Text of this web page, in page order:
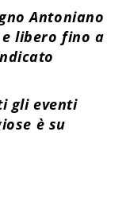
Antoniano
libero fino a
gli eventi
è su